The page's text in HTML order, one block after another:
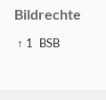
Bildrechte
↑ 1 BSB